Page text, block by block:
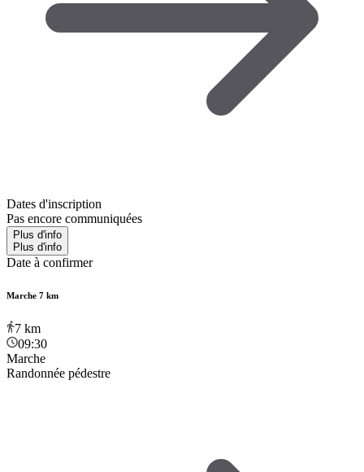
Dates d'inscription
Pas encore communiquées
Plus d'info
Plus d'info
Date à confirmer
Marche 7 km
7 km
09:30
Marche
Randonnée pédestre